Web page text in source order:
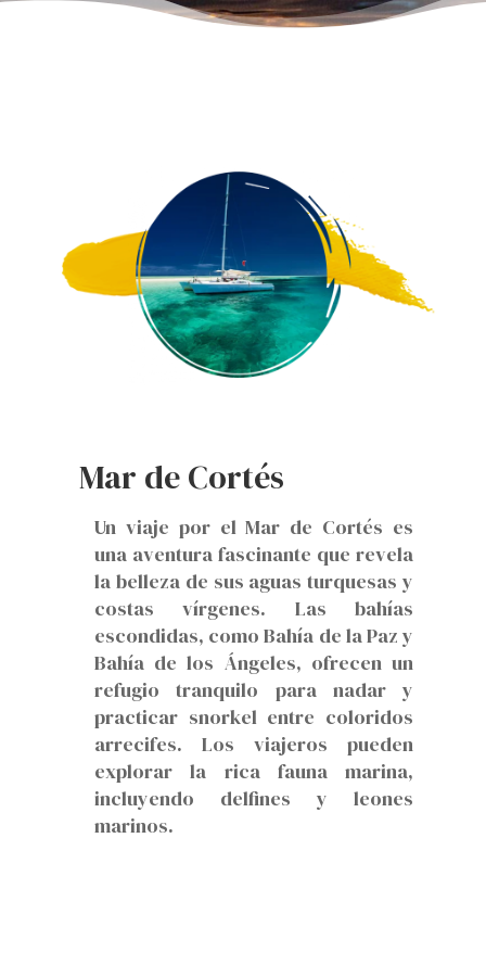
Mar de Cortés
Un viaje por el Mar de Cortés es
una aventura fascinante que revela
la belleza de sus aguas turquesas y
costas vírgenes. Las bahías
escondidas, como Bahía de la Paz y
Bahía de los Ángeles, ofrecen un
refugio tranquilo para nadar y
practicar snorkel entre coloridos
arrecifes. Los viajeros pueden
explorar la rica fauna marina,
incluyendo delfines y leones
marinos.